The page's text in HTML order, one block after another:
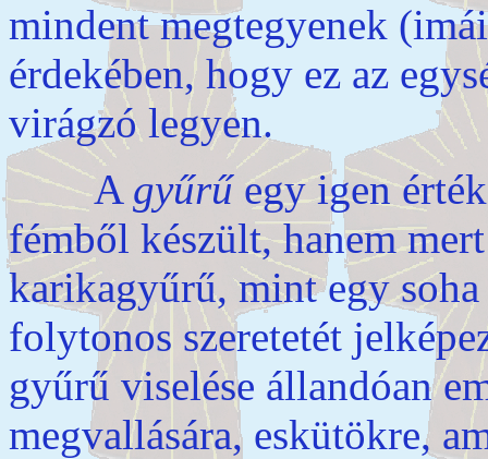
mindent megtegyenek
érdekében, hogy ez az
virágzó legyen.
A gyűrűegy igen
fémből készült, hanem
karikagyűrű, mint egy
folytonos szeretetét
gyűrű viselése állandóan
megvallására, eskütökre,